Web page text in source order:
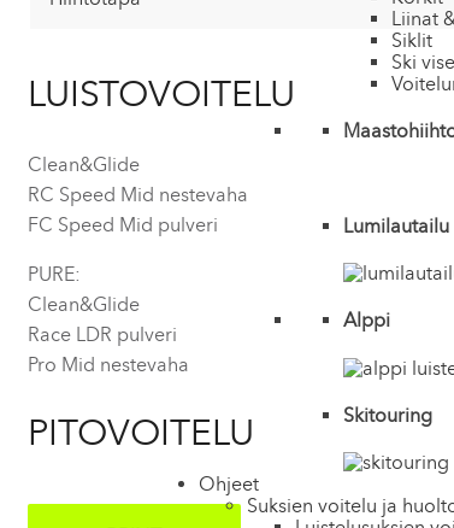
Liinat
Siklit
Ski vise
Lumilautailu
Alppi
Skitouring
Ohjeet
Suksien voitelu ja
LUISTOVOITELU
Clean&Glide
RC Speed Mid nestevaha
FC Speed Mid pulveri
PURE:
Clean&Glide
Race LDR pulveri
Pro Mid nestevaha
PITOVOITELU